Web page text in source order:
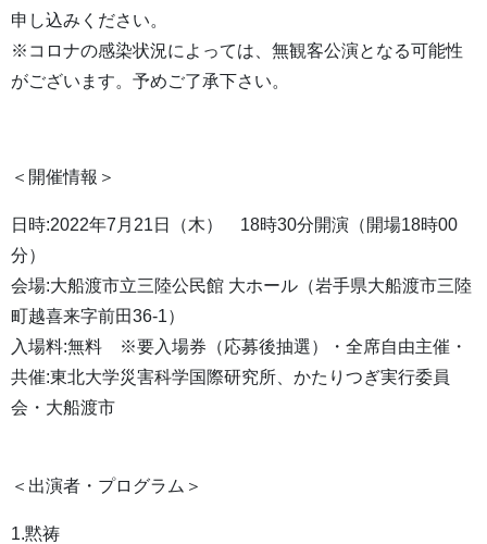
申し込みください。
※コロナの感染状況によっては、無観客公演となる可能性
がございます。予めご了承下さい。
＜開催情報＞
日時:2022年7月21日（木） 18時30分開演（開場18時00
分）
会場:大船渡市立三陸公民館 大ホール（岩手県大船渡市三陸
町越喜来字前田36-1）
入場料:無料 ※要入場券（応募後抽選）・全席自由主催・
共催:東北大学災害科学国際研究所、かたりつぎ実行委員
会・大船渡市
＜出演者・プログラム＞
1.黙祷